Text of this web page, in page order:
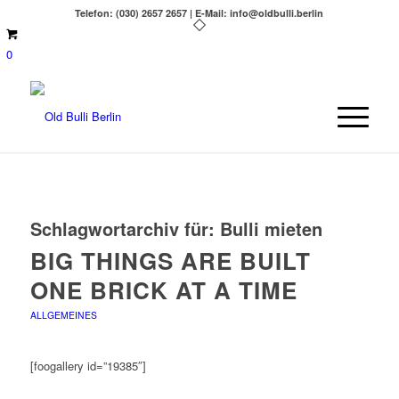
Telefon: (030) 2657 2657 | E-Mail: info@oldbulli.berlin
0
Schlagwortarchiv für: Bulli mieten
BIG THINGS ARE BUILT
ONE BRICK AT A TIME
ALLGEMEINES
[foogallery id=”19385″]